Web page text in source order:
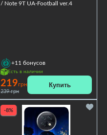
/ Note 9T UA-Football ver.4
+11 бонусов
Есть в наличии
219грн
239 грн
Купить
-8%